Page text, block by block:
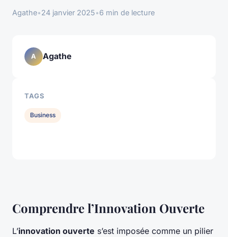
Agathe•24 janvier 2025•6 min de lecture
Comprendre l’Innovation Ouverte
L’innovation ouverte s’est imposée comme un pilier
A Agathe
TAGS
Business